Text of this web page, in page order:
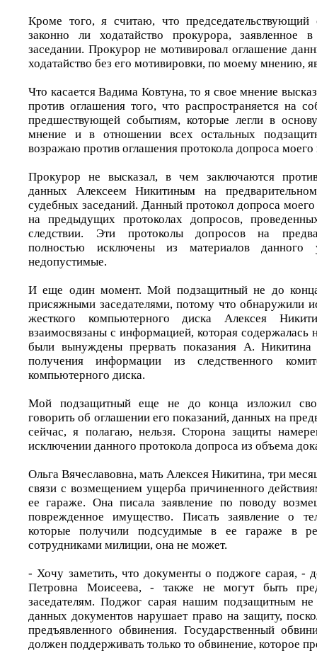
Кроме того, я считаю, что
законно ли ходатайство прокурора, заявленное
заседании. Прокурор не мотивировал оглашение
ходатайство без его мотивировки, по моему мнению,
Что касается Вадима Ковтуна, то я свое мнение
против оглашения того, что распространяется на
предшествующей событиям, которые легли в
мнение и в отношении всех остальных
возражаю против оглашения протокола допроса
Прокурор не высказал, в чем заключаются
данных Алексеем Никитиным на
судебных заседаний. Данный протокол допроса
на предыдущих протоколах допросов,
следствии. Эти протоколы допросов на
полностью исключены из материалов данного
недопустимые.
И еще один момент. Мой подзащитный не до
присяжными заседателями, потому что обнаружили
жесткого компьютерного диска Алексея
взаимосвязаны с информацией, которая
были вынуждены прервать показания А.
получения информации из следственного
компьютерного диска.
Мой подзащитный еще не до конца изложил
говорить об оглашении его показаний, данных на
сейчас, я полагаю, нельзя. Сторона защиты
исключении данного протокола допроса из объема
Ольга Вячеславовна, мать Алексея Никитина, три
связи с возмещением ущерба причиненного
ее гараже. Она писала заявление по поводу
поврежденное имущество. Писать заявление о
которые получили подсудимые в ее гараже в
сотрудниками милиции, она не может.
- Хочу заметить, что документы о поджоге сарая, -
Петровна Моисеева, - также не могут быть
заседателям. Поджог сарая нашим подзащитным не
данных документов нарушает право на защиту,
предъявленного обвинения. Государственный
должен поддерживать только то обвинение, которое